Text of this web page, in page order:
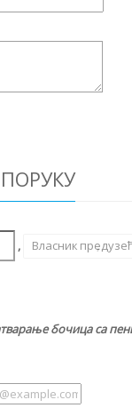
, Власник ,
бочица са